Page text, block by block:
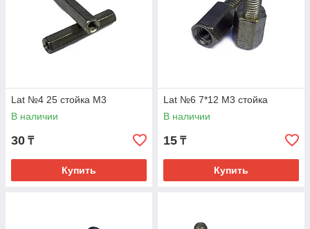
Lat №4 25 стойка M3
В наличии
30 ₸
Купить
Lat №6 7*12 М3 стойка
В наличии
15 ₸
Купить